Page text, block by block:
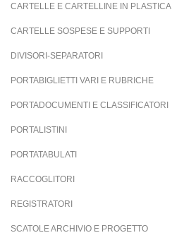
CARTELLE E CARTELLINE IN PLASTICA
CARTELLE SOSPESE E SUPPORTI
DIVISORI-SEPARATORI
PORTABIGLIETTI VARI E RUBRICHE
PORTADOCUMENTI E CLASSIFICATORI
PORTALISTINI
PORTATABULATI
RACCOGLITORI
REGISTRATORI
SCATOLE ARCHIVIO E PROGETTO